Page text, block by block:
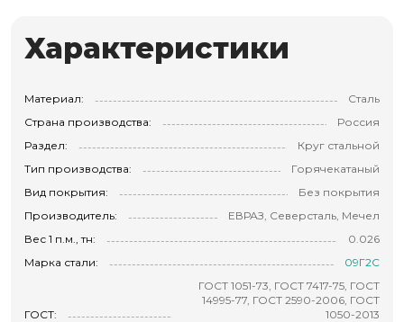
Характеристики
Материал:
Сталь
Страна производства:
Россия
Раздел:
Круг стальной
Тип производства:
Горячекатаный
Вид покрытия:
Без покрытия
Производитель:
ЕВРАЗ, Северсталь, Мечел
Вес 1 п.м., тн:
0.026
Марка стали:
09Г2С
ГОСТ:
ГОСТ 1051-73, ГОСТ 7417-75, ГОСТ
14995-77, ГОСТ 2590-2006, ГОСТ
1050-2013